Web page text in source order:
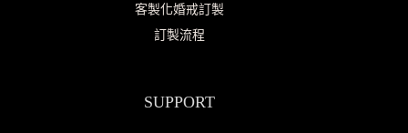
客製化婚戒訂製
訂製流程
SUPPORT